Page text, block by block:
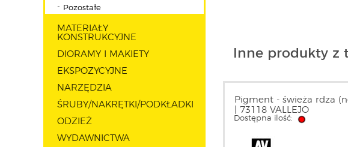
Pozostałe
MATERIAŁY
KONSTRUKCYJNE
DIORAMY I MAKIETY
EKSPOZYCYJNE
NARZĘDZIA
ŚRUBY/NAKRĘTKI/PODKŁADKI
ODZIEŻ
WYDAWNICTWA
Inne produkty z
Pigment - świeża rdza
| 73118 VALLEJO
Dostępna ilość: